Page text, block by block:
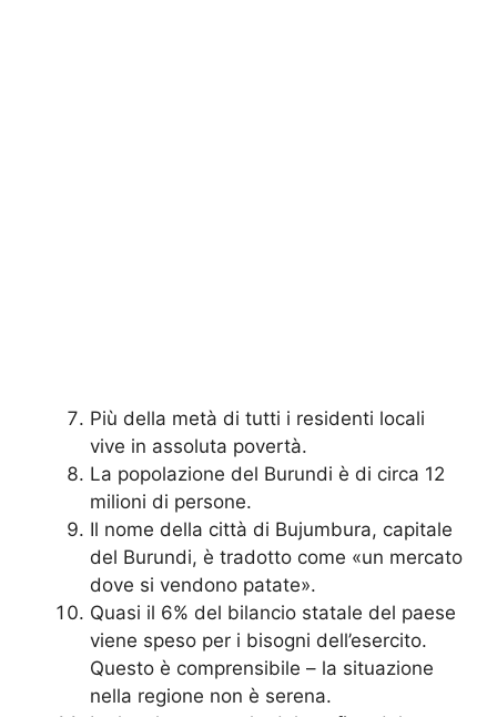
Più della metà di tutti i residenti locali
vive in assoluta povertà.
La popolazione del Burundi è di circa 12
milioni di persone.
Il nome della città di Bujumbura, capitale
del Burundi, è tradotto come «un mercato
dove si vendono patate».
Quasi il 6% del bilancio statale del paese
viene speso per i bisogni dell’esercito.
Questo è comprensibile – la situazione
nella regione non è serena.